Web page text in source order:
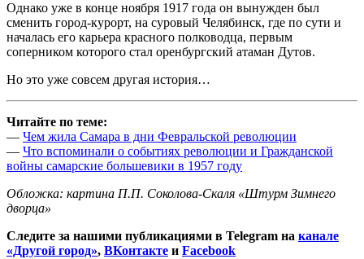
Однако уже в конце ноября 1917 года он вынужден был
сменить город-курорт, на суровый Челябинск, где по сути и
началась его карьера красного полководца, первым
соперником которого стал оренбургский атаман Дутов.
Но это уже совсем другая история…
Читайте по теме:
— Чем жила Самара в дни Февральской революции
— Что вспоминали о событиях революции и Гражданской
войны самарские большевики в 1957 году
Обложка: картина П.П. Соколова-Скаля «Штурм Зимнего
дворца»
Следите за нашими публикациями в Telegram на канале
«Другой город», ВКонтакте и Facebook